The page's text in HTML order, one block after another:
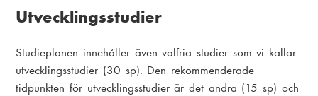
Utvecklingsstudier
Studieplanen innehåller även valfria studier som vi kallar
utvecklingsstudier (30 sp). Den rekommenderade
tidpunkten för utvecklingsstudier är det andra (15 sp) och